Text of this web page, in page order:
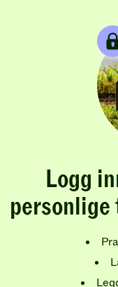
Logg